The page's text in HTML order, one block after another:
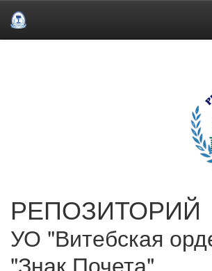
РЕПОЗИТОРИЙ
УО "Витебская
"Знак Почета"